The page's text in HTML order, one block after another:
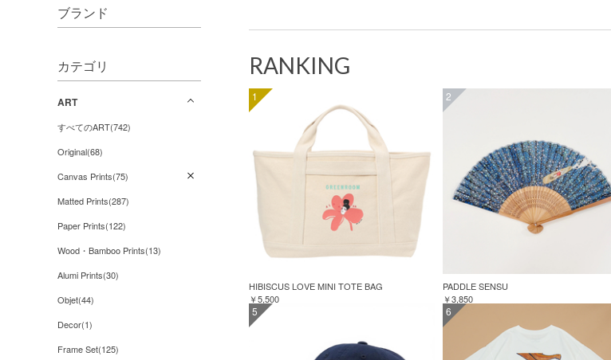
ブランド
カテゴリ
ART
すべてのART(742)
Original(68)
Canvas Prints(75)
Matted Prints(287)
Paper Prints(122)
Wood・Bamboo Prints(13)
Alumi Prints(30)
Objet(44)
Decor(1)
Frame Set(125)
RANKING
1
HIBISCUS LOVE MINI TOTE BAG
￥5,500
2
PADDLE SENSU
￥3,850
5 6